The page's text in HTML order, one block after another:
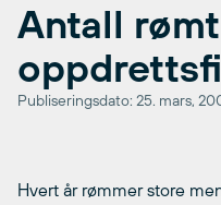
Antall rømt
Publiseringsdato: 25. mars,
Hvert år rømmer store